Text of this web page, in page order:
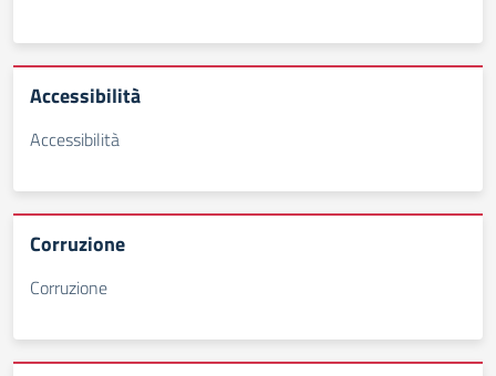
Accessibilità
Accessibilità
Corruzione
Corruzione